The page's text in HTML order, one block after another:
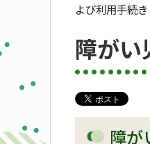
よび利用手続き
障がい
障が